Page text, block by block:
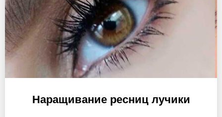
Наращивание ресниц лучики